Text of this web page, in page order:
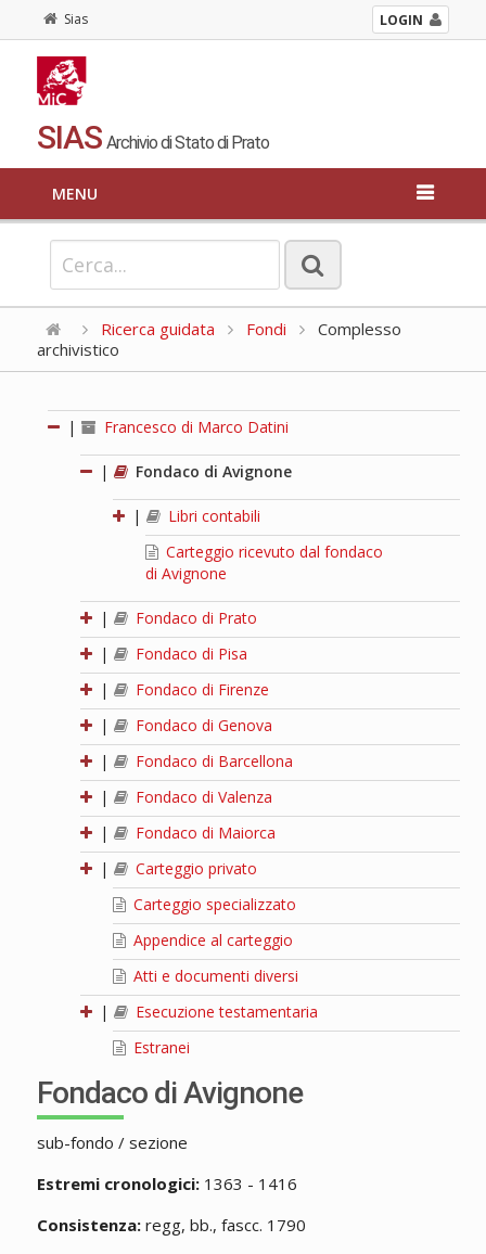
Sias LOGIN
SIAS Archivio di Stato di Prato
MENU
Ricerca guidata Fondi
Complesso
archivistico
| Francesco di Marco Datini
| Fondaco di Avignone
|
Libri contabili
Carteggio ricevuto dal fondaco
di Avignone
|
Fondaco di Prato
|
Fondaco di Pisa
|
Fondaco di Firenze
|
Fondaco di Genova
|
Fondaco di Barcellona
|
Fondaco di Valenza
|
Fondaco di Maiorca
|
Carteggio privato
Carteggio specializzato
Appendice al carteggio
Atti e documenti diversi
|
Esecuzione testamentaria
Estranei
Fondaco di Avignone
sub-fondo / sezione
Estremi cronologici:1363 - 1416
Consistenza:regg, bb., fascc. 1790